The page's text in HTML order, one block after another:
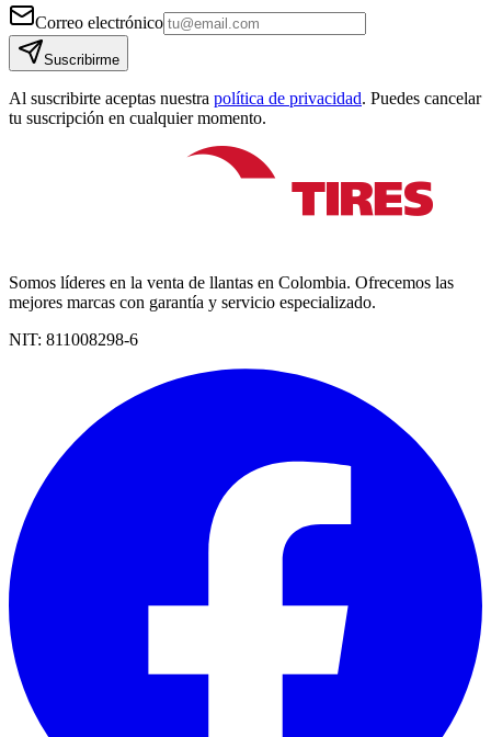
Correo electrónico
Suscribirme
Al suscribirte aceptas nuestra política de privacidad. Puedes cancelar
tu suscripción en cualquier momento.
Somos líderes en la venta de llantas en Colombia. Ofrecemos las
mejores marcas con garantía y servicio especializado.
NIT: 811008298-6